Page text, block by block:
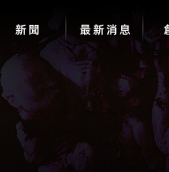
新聞 最新消息